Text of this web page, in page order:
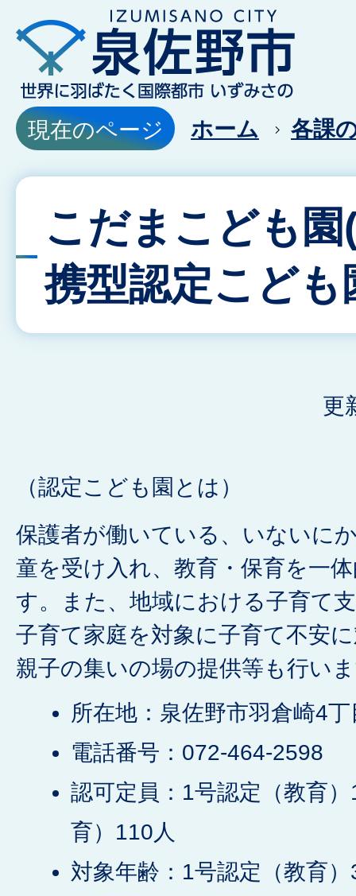
現在のページ ホーム 各課
こだまこども
携型認定こども
更
（認定こども園とは）
保護者が働いている、いないに
童を受け入れ、教育・保育を一
す。また、地域における子育て
子育て家庭を対象に子育て不安
親子の集いの場の提供等も行い
所在地：泉佐野市羽倉崎4
電話番号：072-464-2598
認可定員：1号認定（教育
育）110人
対象年齢：1号認定（教育